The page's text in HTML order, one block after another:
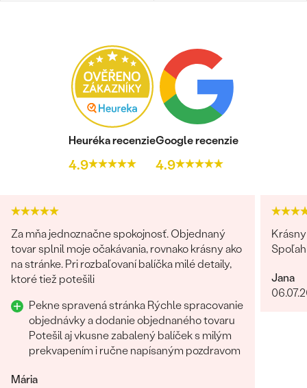
Heuréka recenzie
4.9
Google recenzie
4.9
Za mňa jednoznačne spokojnosť. Objednaný
tovar splnil moje očakávania, rovnako krásny ako
na stránke. Pri rozbaľovaní balíčka milé detaily,
ktoré tiež potešili
Pekne spravená stránka Rýchle spracovanie
objednávky a dodanie objednaného tovaru
Potešil aj vkusne zabalený balíček s milým
prekvapením i ručne napísaným pozdravom
Mária
Jana